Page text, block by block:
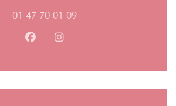
01 47 70 01 09
Facebook ((ouvre une nouvelle
Instagram ((ouvre une